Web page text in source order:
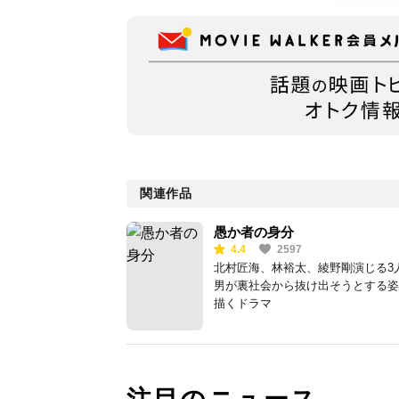
関連作品
愚か者の身分
4.4 2597
北村匠海、林裕太、綾野剛演じる3
男が裏社会から抜け出そうとする
描くドラマ